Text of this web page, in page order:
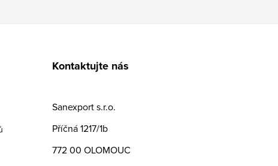
Kontaktujte nás
Sanexport s.r.o.
Příčná 1217/1b
772 00 OLOMOUC